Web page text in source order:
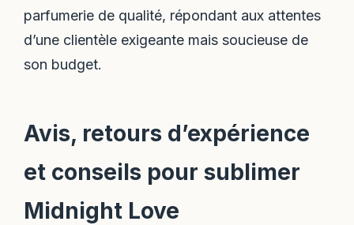
parfumerie de qualité, répondant aux attentes
d’une clientèle exigeante mais soucieuse de
son budget.
Avis, retours d’expérience
et conseils pour sublimer
Midnight Love